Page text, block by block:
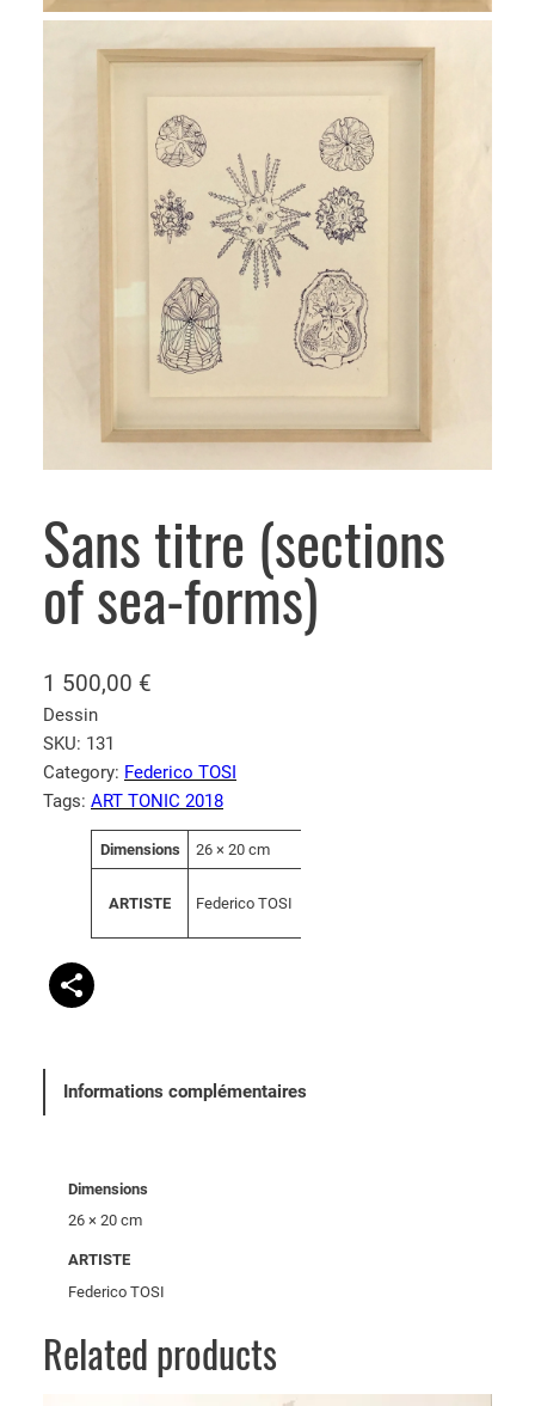
Sans titre (sections
of sea-forms)
1 500,00 €
Dessin
SKU: 131
Category: Federico TOSI
Tags: ART TONIC 2018
A
tt
u
V
l
Dimensions 26 × 20 cm
ARTISTE Federico TOSI
Informations complémentaires
Dimensions
26 × 20 cm
ARTISTE
Federico TOSI
Related products